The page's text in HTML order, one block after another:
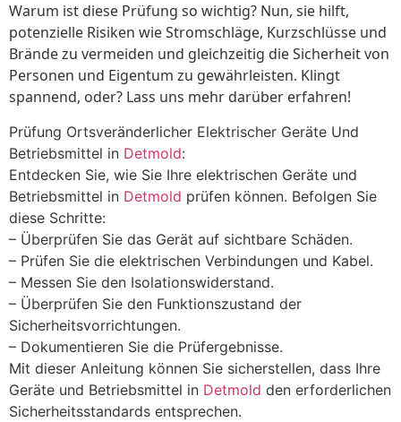
Warum ist diese Prüfung so wichtig? Nun, sie hilft,
potenzielle Risiken wie Stromschläge, Kurzschlüsse und
Brände zu vermeiden und gleichzeitig die Sicherheit von
Personen und Eigentum zu gewährleisten. Klingt
spannend, oder? Lass uns mehr darüber erfahren!
Prüfung Ortsveränderlicher Elektrischer Geräte Und
Betriebsmittel in Detmold:
Entdecken Sie, wie Sie Ihre elektrischen Geräte und
Betriebsmittel in Detmold prüfen können. Befolgen Sie
diese Schritte:
– Überprüfen Sie das Gerät auf sichtbare Schäden.
– Prüfen Sie die elektrischen Verbindungen und Kabel.
– Messen Sie den Isolationswiderstand.
– Überprüfen Sie den Funktionszustand der
Sicherheitsvorrichtungen.
– Dokumentieren Sie die Prüfergebnisse.
Mit dieser Anleitung können Sie sicherstellen, dass Ihre
Geräte und Betriebsmittel in Detmold den erforderlichen
Sicherheitsstandards entsprechen.